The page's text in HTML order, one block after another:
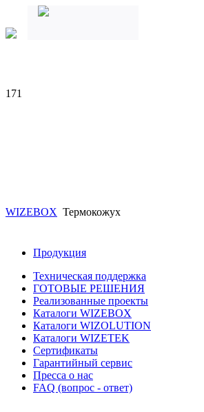
171
WIZEBOX Термокожух
Продукция
Техническая поддержка
ГОТОВЫЕ РЕШЕНИЯ
Реализованные проекты
Каталоги WIZEBOX
Каталоги WIZOLUTION
Каталоги WIZETEK
Сертификаты
Гарантийный сервис
Пресса о нас
FAQ (вопрос - ответ)